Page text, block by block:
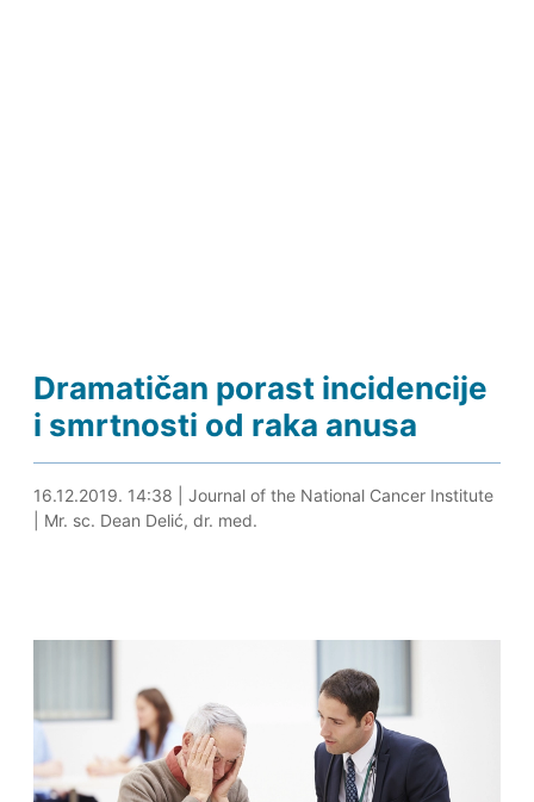
Dramatičan porast incidencije
i smrtnosti od raka anusa
16.12.2019. 14:57
16.12.2019. 14:38
Journal of the National Cancer Institute
Mr. sc. Dean Delić, dr. med.